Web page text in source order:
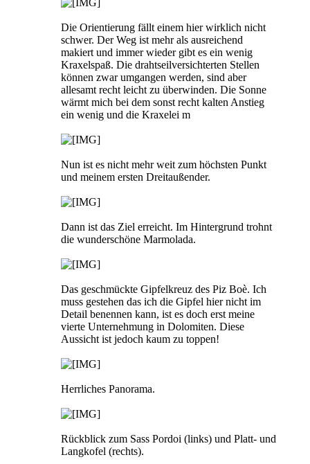
Die Orientierung fällt einem hier wirklich nicht
schwer. Der Weg ist mehr als ausreichend
makiert und immer wieder gibt es ein wenig
Kraxelspaß. Die drahtseilversichterten Stellen
können zwar umgangen werden, sind aber
allesamt recht leicht zu überwinden. Die Sonne
wärmt mich bei dem sonst recht kalten Anstieg
ein wenig und die Kraxelei m
Nun ist es nicht mehr weit zum höchsten Punkt
und meinem ersten Dreitaußender.
Dann ist das Ziel erreicht. Im Hintergrund trohnt
die wunderschöne Marmolada.
Das geschmückte Gipfelkreuz des Piz Boè. Ich
muss gestehen das ich die Gipfel hier nicht im
Detail benennen kann, ist es doch erst meine
vierte Unternehmung in Dolomiten. Diese
Aussicht ist jedoch kaum zu toppen!
Herrliches Panorama.
Rückblick zum Sass Pordoi (links) und Platt- und
Langkofel (rechts).